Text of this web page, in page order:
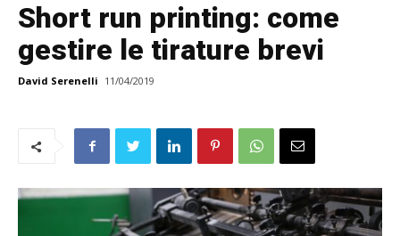
Short run printing: come
gestire le tirature brevi
David Serenelli 11/04/2019